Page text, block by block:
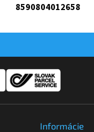
8590804012658
Informácie